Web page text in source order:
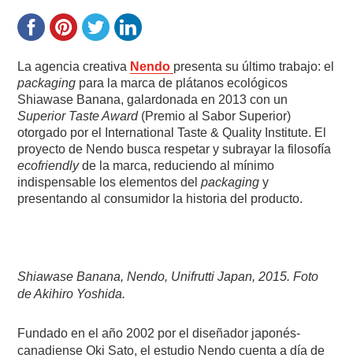
La agencia creativa Nendo presenta su último trabajo: el
packaging para la marca de plátanos ecológicos
Shiawase Banana, galardonada en 2013 con un
Superior Taste Award(Premio al Sabor Superior)
otorgado por el International Taste & Quality Institute. El
proyecto de Nendo busca respetar y subrayar la filosofía
ecofriendlyde la marca, reduciendo al mínimo
indispensable los elementos delpackagingy
presentando al consumidor la historia del producto.
Shiawase Banana, Nendo, Unifrutti Japan, 2015. Foto
de Akihiro Yoshida.
Fundado en el año 2002 por el diseñador japonés-
canadiense Oki Sato, el estudio Nendo cuenta a día de